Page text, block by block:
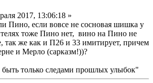
2017, 13:06:18 »
Пино, если вовсе не сосновая шишка у
тоже Пино нет, вино на Пино не
так же как и П26 и 33 имитирует, причем
и Мерло (сарказм!))?
только следами прошлых улыбок"